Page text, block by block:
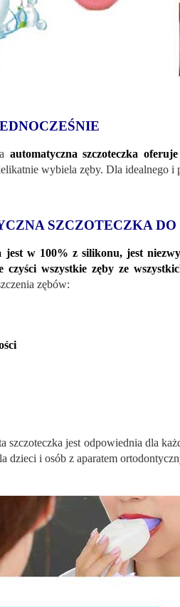
automatyczna szczoteczka
wybiela zęby. Dla idealnego i
SZCZOTECZKA DO
jest w 100% z silikonu, jest
czyści wszystkie zęby ze
zębów:
szczoteczka jest odpowiednia dla
dzieci i osób z aparatem